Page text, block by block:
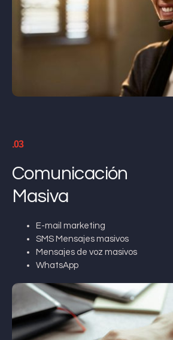
.03
Comunicación
Masiva
E-mail marketing
SMS Mensajes masivos
Mensajes de voz masivos
WhatsApp